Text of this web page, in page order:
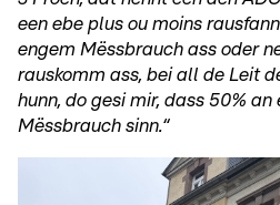
een ebe plus ou moins
engem Mëssbrauch ass oder
rauskomm ass, bei all de Leit
hunn, do gesi mir, dass 50%
Mëssbrauch sinn.“